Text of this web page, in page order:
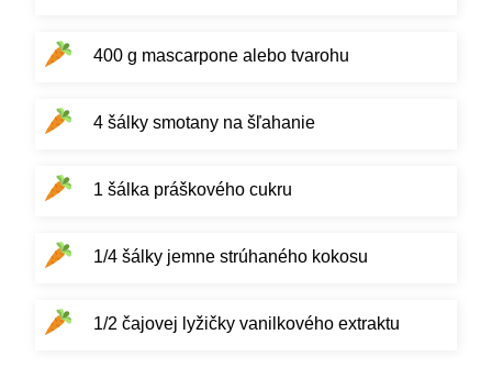
400 g mascarpone alebo tvarohu
4 šálky smotany na šľahanie
1 šálka práškového cukru
1/4 šálky jemne strúhaného kokosu
1/2 čajovej lyžičky vanilkového extraktu